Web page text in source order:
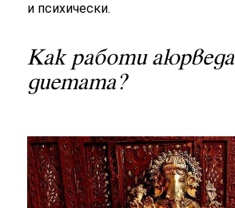
и психически.
Как работи аюрведа
диетата?